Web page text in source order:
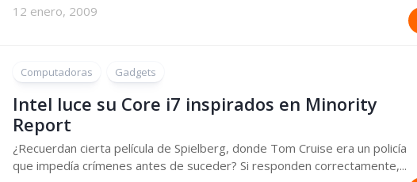
12 enero, 2009
Computadoras Gadgets
Intel luce su Core i7 inspirados en Minority
Report
¿Recuerdan cierta película de Spielberg, donde Tom Cruise era un policía
que impedía crímenes antes de suceder? Si responden correctamente,...